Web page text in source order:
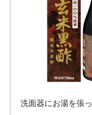
洗面器にお湯を張